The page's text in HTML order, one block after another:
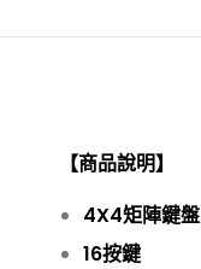
【商品說明】
4X4矩陣鍵盤
16按鍵